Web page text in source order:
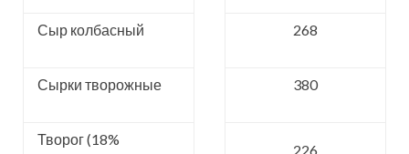
Сыр колбасный 268
Сырки творожные 380
Творог (18%
226